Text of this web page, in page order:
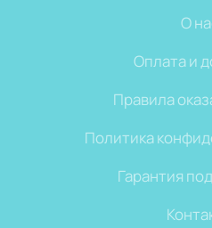
О
Оплата и
Правила
Политика
Гарантия